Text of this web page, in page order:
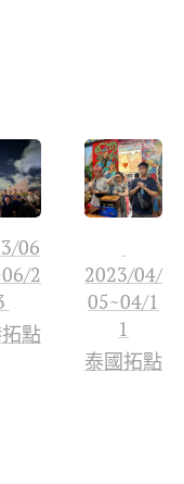
06
2
點
2023/04/
05~04/1
1
泰國拓點